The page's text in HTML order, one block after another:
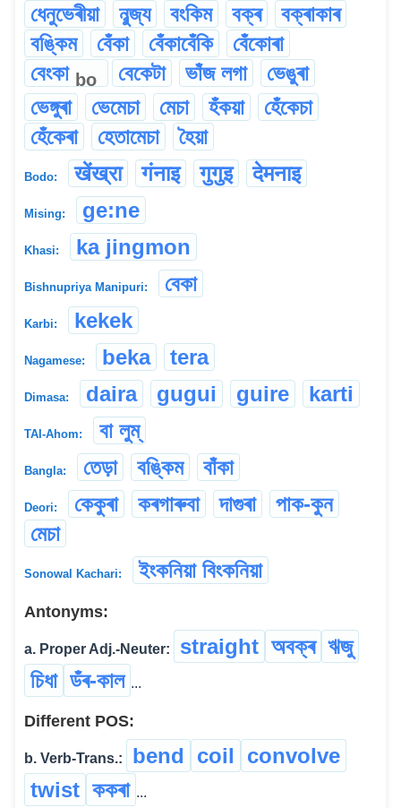
ধেনুভেৰীয়া
নুব্জ্য বংকিম বক্ৰ
বক্ৰাকাৰ
বঙ্কিম
বেঁকা বেঁকাবেঁকি
বেঁকোৰা
বেংকা bo বেকেটা ভাঁজ লগা
ভেঙুৰা
ভেঙ্গুৰা
ভেমেচা মেচা হঁকয়া
হেঁকেচা
হেঁকেৰা
হেতামেচা হৈয়া
Bodo: खेंख्रा गंनाइ गुगुइ देमनाइ
Mising: ge:ne
Khasi: ka jingmon
Bishnupriya Manipuri: বেকা
Karbi: kekek
Nagamese: beka tera
Dimasa: daira gugui guire karti
TAI-Ahom: বা লুম্
Bangla: তেড়া বঙ্কিম বাঁকা
Deori: কেকুৰা কৰগাৰুবা দাগুৰা
পাক-কুন
মেচা
Sonowal Kachari: ইংকনিয়া বিংকনিয়া
Antonyms:
a. Proper Adj.-Neuter: straight অবক্ৰ ঋজু
চিধা ডঁৰ-কাল ...
Different POS:
b. Verb-Trans.: bend coil
convolve
twist ককৰা ...